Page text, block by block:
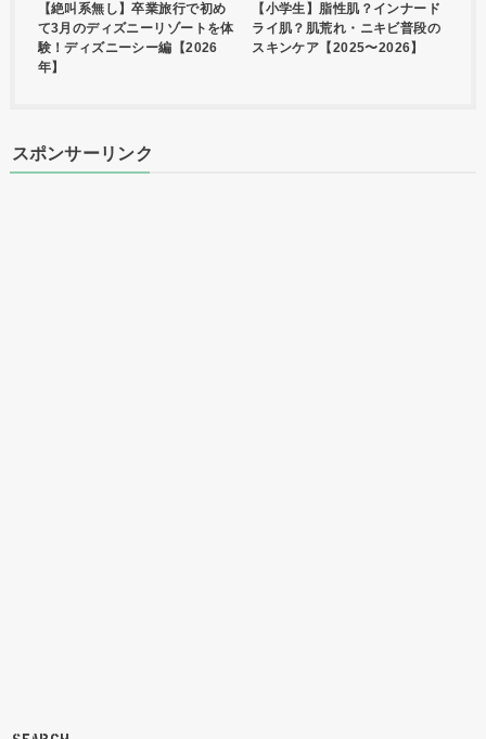
【絶叫系無し】卒業旅行で初め
て3月のディズニーリゾートを体
験！ディズニーシー編【2026
年】
【小学生】脂性肌？インナード
ライ肌？肌荒れ・ニキビ普段の
スキンケア【2025〜2026】
スポンサーリンク